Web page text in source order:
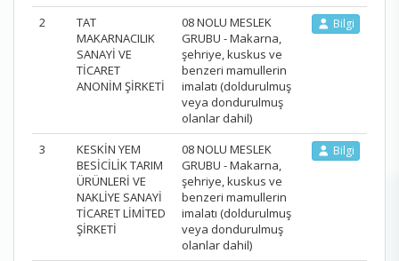
2
TAT
MAKARNACILIK
SANAYİ VE
TİCARET
ANONİM ŞİRKETİ
08 NOLU MESLEK
GRUBU - Makarna,
şehriye, kuskus ve
benzeri mamullerin
imalatı (doldurulmuş
veya dondurulmuş
olanlar dahil)
Bilgi
3
KESKİN YEM
BESİCİLİK TARIM
ÜRÜNLERİ VE
NAKLİYE SANAYİ
TİCARET LİMİTED
ŞİRKETİ
08 NOLU MESLEK
GRUBU - Makarna,
şehriye, kuskus ve
benzeri mamullerin
imalatı (doldurulmuş
veya dondurulmuş
olanlar dahil)
Bilgi